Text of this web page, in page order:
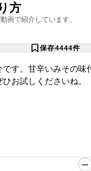
方
画で紹介しています。
保存4444件
す。甘辛いみその味
お試しくださいね。